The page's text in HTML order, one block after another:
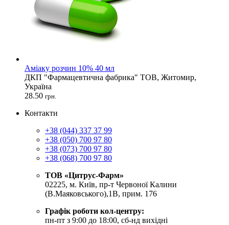
Аміаку розчин 10% 40 мл
ДКП "Фармацевтична фабрика" ТОВ, Житомир,
Україна
28.50 грн.
Контакти
+38 (044) 337 37 99
+38 (050) 700 97 80
+38 (073) 700 97 80
+38 (068) 700 97 80
ТОВ «Цитрус-Фарм»
02225, м. Київ, пр-т Червоної Калини
(В.Маяковського),1В, прим. 176
Графік роботи кол-центру:
пн-пт з 9:00 до 18:00, сб-нд вихідні